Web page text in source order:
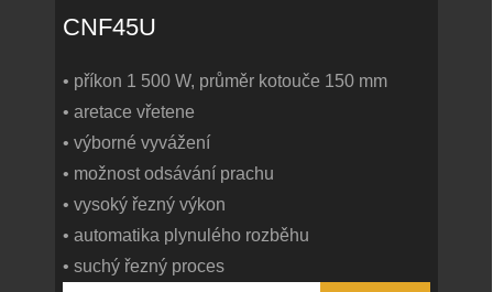
CNF45U
• příkon 1 500 W, průměr kotouče 150 mm
• aretace vřetene
• výborné vyvážení
• možnost odsávání prachu
• vysoký řezný výkon
• automatika plynulého rozběhu
• suchý řezný proces